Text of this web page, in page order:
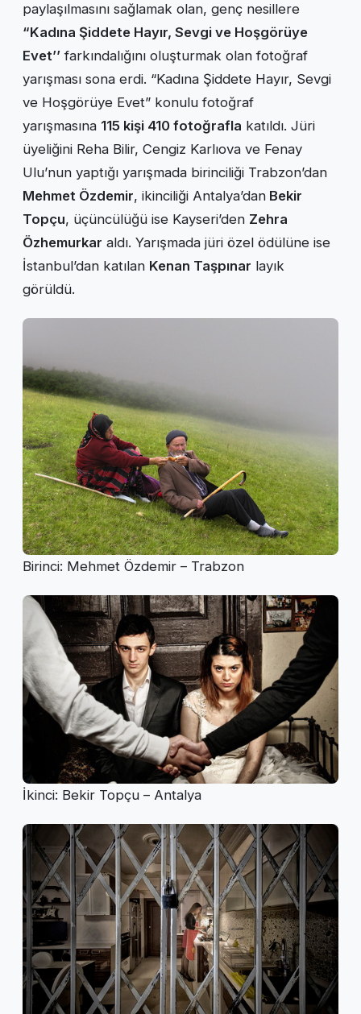
paylaşılmasını sağlamak olan, genç nesillere
“Kadına Şiddete Hayır, Sevgi ve Hoşgörüye
Evet’’ farkındalığını oluşturmak olan fotoğraf
yarışması sona erdi. “Kadına Şiddete Hayır, Sevgi
ve Hoşgörüye Evet” konulu fotoğraf
yarışmasına 115 kişi 410 fotoğrafla katıldı. Jüri
üyeliğini Reha Bilir, Cengiz Karlıova ve Fenay
Ulu’nun yaptığı yarışmada birinciliği Trabzon’dan
Mehmet Özdemir, ikinciliği Antalya’dan Bekir
Topçu, üçüncülüğü ise Kayseri’den Zehra
Özhemurkar aldı. Yarışmada jüri özel ödülüne ise
İstanbul’dan katılan Kenan Taşpınar layık
görüldü.
Birinci: Mehmet Özdemir – Trabzon
İkinci: Bekir Topçu – Antalya